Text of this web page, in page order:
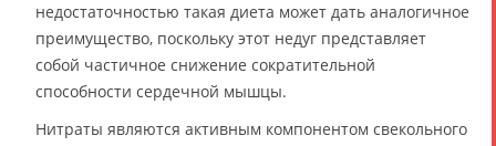
недостаточностью такая диета может дать аналогичное
преимущество, поскольку этот недуг представляет
собой частичное снижение сократительной
способности сердечной мышцы.
Нитраты являются активным компонентом свекольного